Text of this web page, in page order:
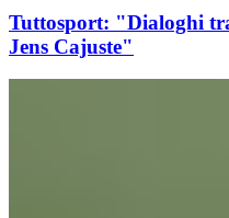
Tuttosport: "Dialoghi
Jens Cajuste"